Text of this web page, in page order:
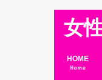
女
HOME
Home